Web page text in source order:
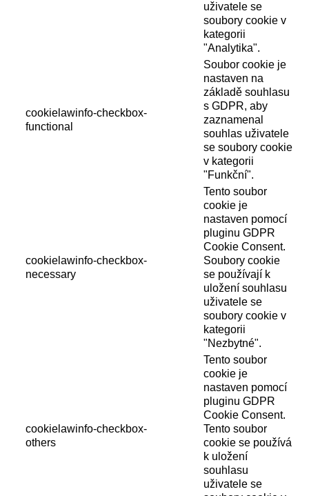
uživatele se
soubory cookie v
kategorii
"Analytika".
cookielawinfo-checkbox-
functional
Soubor cookie je
nastaven na
základě souhlasu
s GDPR, aby
zaznamenal
souhlas uživatele
se soubory cookie
v kategorii
"Funkční".
cookielawinfo-checkbox-
necessary
Tento soubor
cookie je
nastaven pomocí
pluginu GDPR
Cookie Consent.
Soubory cookie
se používají k
uložení souhlasu
uživatele se
soubory cookie v
kategorii
"Nezbytné".
cookielawinfo-checkbox-
others
Tento soubor
cookie je
nastaven pomocí
pluginu GDPR
Cookie Consent.
Tento soubor
cookie se používá
k uložení
souhlasu
uživatele se